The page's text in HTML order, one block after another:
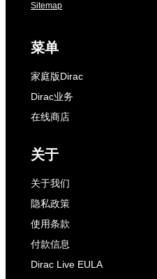
Sitemap
菜单
家庭版Dirac
Dirac业务
在线商店
关于
关于我们
隐私政策
使用条款
付款信息
Dirac Live EULA